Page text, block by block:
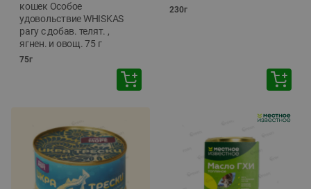
кошек Особое
удовольствие WHISKAS
рагу с добав. телят. ,
ягнен. и овощ. 75 г
75г
230г